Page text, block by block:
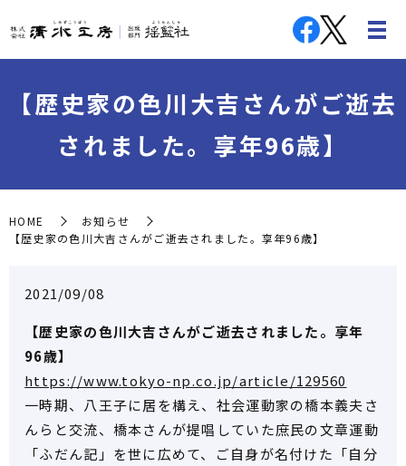
【歴史家の色川大吉さんがご逝去
されました。享年96歳】
HOME
お知らせ
【歴史家の色川大吉さんがご逝去されました。享年96歳】
2021/09/08
【歴史家の色川大吉さんがご逝去されました。享年
96歳】
https://www.tokyo-np.co.jp/article/129560
一時期、八王子に居を構え、社会運動家の橋本義夫さ
んらと交流、橋本さんが提唱していた庶民の文章運動
「ふだん記」を世に広めて、ご自身が名付けた「自分